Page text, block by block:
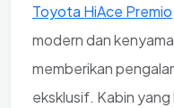
Toyota HiAce Premio
modern dan
memberikan
eksklusif. Kabin yang